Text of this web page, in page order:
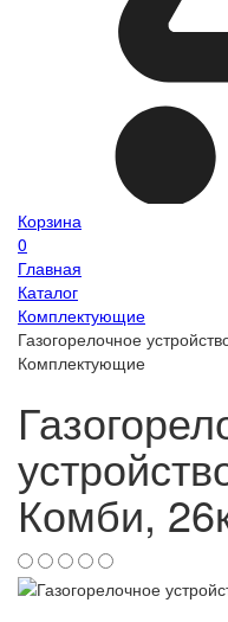
Корзина
0
Главная
Каталог
Комплектующие
Газогорелочное
Комплектующие
Комби,